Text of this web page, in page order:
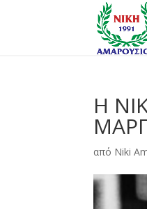
Η
από Niki